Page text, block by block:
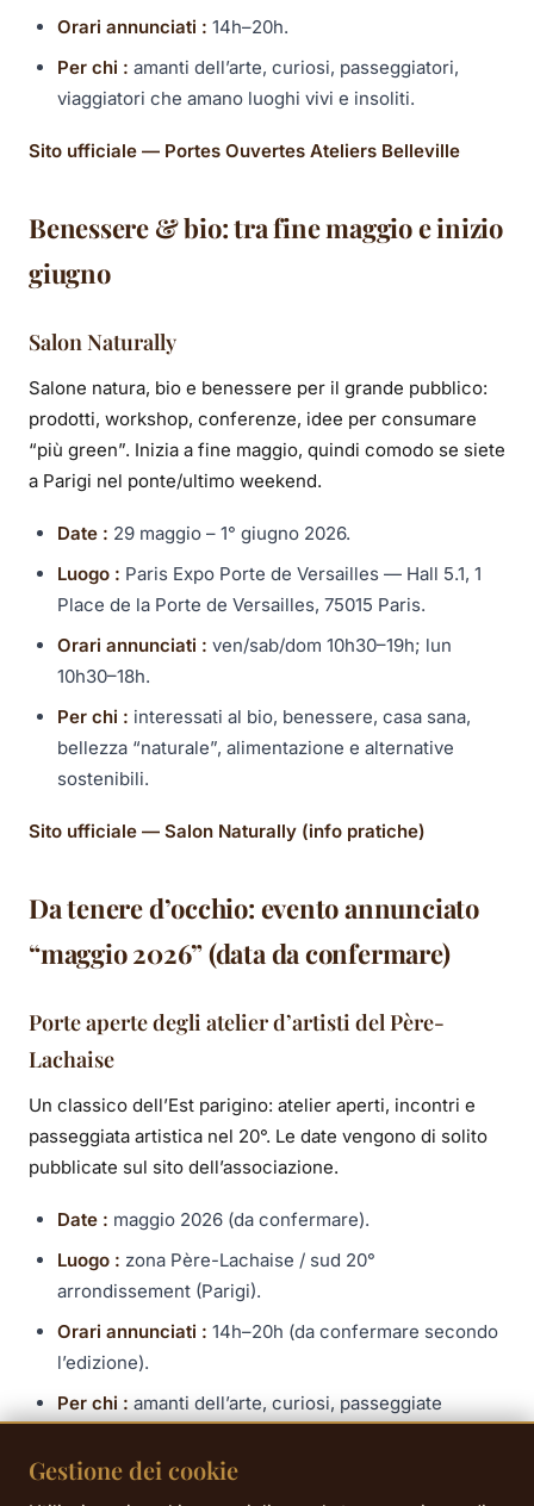
Orari annunciati : 14h–20h.
Per chi : amanti dell’arte, curiosi, passeggiatori,
viaggiatori che amano luoghi vivi e insoliti.
Sito ufficiale — Portes Ouvertes Ateliers Belleville
Benessere & bio: tra fine maggio e inizio
giugno
Salon Naturally
Salone natura, bio e benessere per il grande pubblico:
prodotti, workshop, conferenze, idee per consumare
“più green”. Inizia a fine maggio, quindi comodo se siete
a Parigi nel ponte/ultimo weekend.
Date : 29 maggio – 1° giugno 2026.
Luogo : Paris Expo Porte de Versailles — Hall 5.1, 1
Place de la Porte de Versailles, 75015 Paris.
Orari annunciati : ven/sab/dom 10h30–19h; lun
10h30–18h.
Per chi : interessati al bio, benessere, casa sana,
bellezza “naturale”, alimentazione e alternative
sostenibili.
Sito ufficiale — Salon Naturally (info pratiche)
Da tenere d’occhio: evento annunciato
“maggio 2026” (data da confermare)
Porte aperte degli atelier d’artisti del Père-
Lachaise
Un classico dell’Est parigino: atelier aperti, incontri e
passeggiata artistica nel 20°. Le date vengono di solito
pubblicate sul sito dell’associazione.
Date : maggio 2026 (da confermare).
Luogo : zona Père-Lachaise / sud 20°
arrondissement (Parigi).
Orari annunciati : 14h–20h (da confermare secondo
l’edizione).
Per chi : amanti dell’arte, curiosi, passeggiate
Sito ufficiale — APLA (Père-Lachaise Associés)
Gestione dei cookie